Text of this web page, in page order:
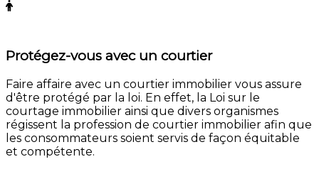
Protégez-vous avec un courtier
Faire affaire avec un courtier immobilier vous assure
d'être protégé par la loi. En effet, la Loi sur le
courtage immobilier ainsi que divers organismes
régissent la profession de courtier immobilier afin que
les consommateurs soient servis de façon équitable
et compétente.